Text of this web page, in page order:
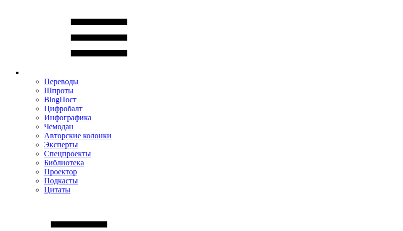
Переводы
Шпроты
BlogПост
Цифробалт
Инфографика
Чемодан
Авторские колонки
Эксперты
Спецпроекты
Библиотека
Проектор
Подкасты
Цитаты